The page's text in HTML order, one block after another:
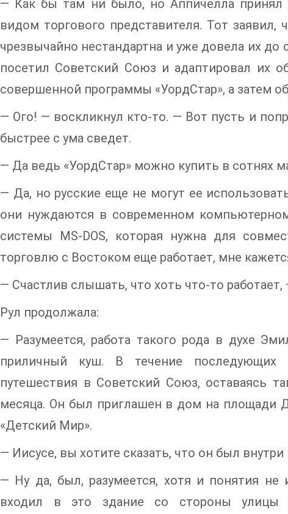
— Как бы там ни было, но Аппичелла принял
видом торгового представителя. Тот
чрезвычайно нестандартна и уже довела их
посетил Советский Союз и адаптировал их
совершенной программы «УордСтар», а затем
— Ого! — воскликнул кто-то. — Вот пусть и
быстрее с ума сведет.
— Да ведь «УордСтар» можно купить в сотнях
— Да, но русские еще не могут ее
они нуждаются в современном
системы MS-DOS, которая нужна для
торговлю с Востоком еще работает, мне
— Счастлив слышать, что хоть что-то
Рул продолжала:
— Разумеется, работа такого рода в духе
приличный куш. В течение
путешествия в Советский Союз, оставаясь
месяца. Он был приглашен в дом на площади
«Детский Мир».
— Иисусе, вы хотите сказать, что он был
— Ну да, был, разумеется, хотя и понятия
входил в это здание со стороны улицы